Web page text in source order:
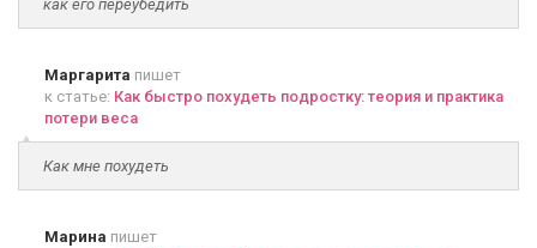
как его переубедить
Маргарита пишет
к статье: Как быстро похудеть подростку: теория и практика
потери веса
Как мне похудеть
Марина пишет